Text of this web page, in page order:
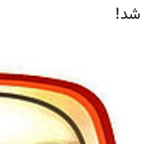
شد!